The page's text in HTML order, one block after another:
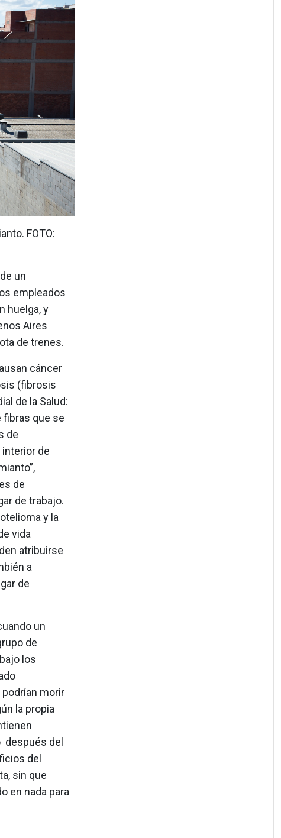
FOTO:
un
empleados
huelga, y
Aires
de trenes.
cáncer
(fibrosis
de la Salud:
fibras que se
de
de
de
de trabajo.
y la
vida
atribuirse
a
de
un
de
los
morir
la propia
después del
del
sin que
en nada para